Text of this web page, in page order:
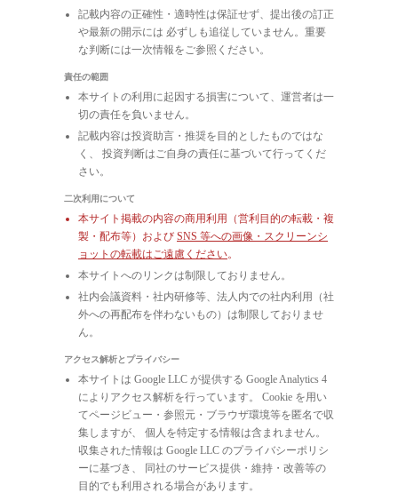
記載内容の正確性・適時性は保証せず、提出後の訂正
や最新の開示には 必ずしも追従していません。重要
な判断には一次情報をご参照ください。
責任の範囲
本サイトの利用に起因する損害について、運営者は一
切の責任を負いません。
記載内容は投資助言・推奨を目的としたものではな
く、 投資判断はご自身の責任に基づいて行ってくだ
さい。
二次利用について
本サイト掲載の内容の商用利用（営利目的の転載・複
製・配布等）および SNS 等への画像・スクリーンシ
ョットの転載はご遠慮ください。
本サイトへのリンクは制限しておりません。
社内会議資料・社内研修等、法人内での社内利用（社
外への再配布を伴わないもの）は制限しておりませ
ん。
アクセス解析とプライバシー
本サイトは Google LLC が提供する Google Analytics 4
によりアクセス解析を行っています。 Cookie を用い
てページビュー・参照元・ブラウザ環境等を匿名で収
集しますが、 個人を特定する情報は含まれません。
収集された情報は Google LLC のプライバシーポリシ
ーに基づき、 同社のサービス提供・維持・改善等の
目的でも利用される場合があります。